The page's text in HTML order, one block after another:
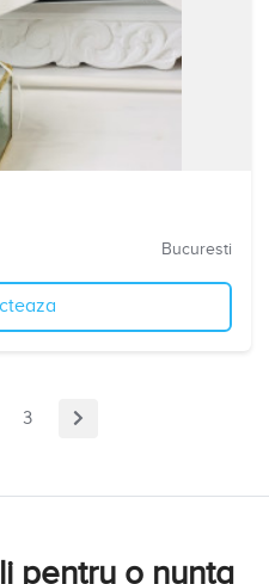
Bucuresti
3
pentru o nunta